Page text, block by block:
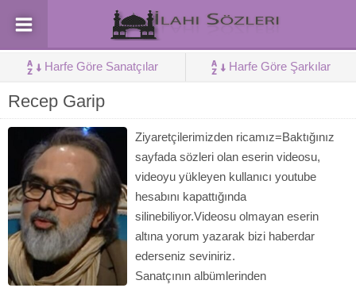
Harfe Göre Sanatçılar Harfe Göre Şarkılar
Recep Garip
Ziyaretçilerimizden ricamız=Baktığınız
sayfada sözleri olan eserin videosu,
videoyu yükleyen kullanıcı youtube
hesabını kapattığında
silinebiliyor.Videosu olmayan eserin
altına yorum yazarak bizi haberdar
ederseniz seviniriz.
Sanatçının albümlerinden